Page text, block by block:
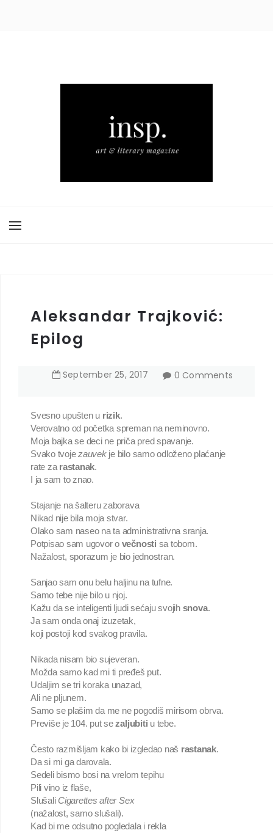
Aleksandar Trajković:
Epilog
September 25,2017 0 Comments
Svesno upušten u rizik.
Verovatno od početka spreman na neminovno.
Moja bajka se deci ne priča pred spavanje.
Svako tvoje zauvek je bilo samo odloženo plaćanje
rate za rastanak.
I ja sam to znao.
Stajanje na šalteru zaborava
Nikad nije bila moja stvar.
Olako sam naseo na ta administrativna sranja.
Potpisao sam ugovor o večnosti sa tobom.
Nažalost, sporazum je bio jednostran.
Sanjao sam onu belu haljinu na tufne.
Samo tebe nije bilo u njoj.
Kažu da se inteligenti ljudi sećaju svojih snova.
Ja sam onda onaj izuzetak,
koji postoji kod svakog pravila.
Nikada nisam bio sujeveran.
Možda samo kad mi ti pređeš put.
Udaljim se tri koraka unazad,
Ali ne pljunem.
Samo se plašim da me ne pogodiš mirisom obrva.
Previše je 104. put se zaljubiti u tebe.
Često razmišljam kako bi izgledao naš rastanak.
Da si mi ga darovala.
Sedeli bismo bosi na vrelom tepihu
Pili vino iz flaše,
Slušali Cigarettes after Sex
(nažalost, samo slušali).
Kad bi me odsutno pogledala i rekla